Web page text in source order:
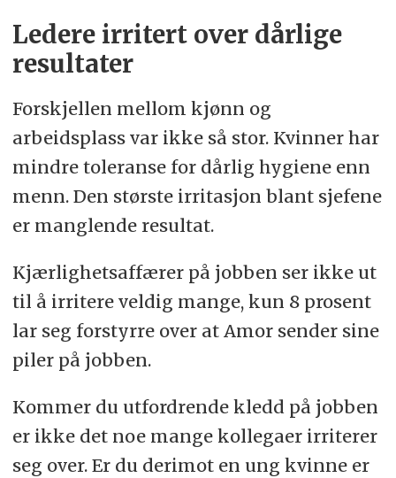
Ledere irritert over dårlige
resultater
Forskjellen mellom kjønn og
arbeidsplass var ikke så stor. Kvinner har
mindre toleranse for dårlig hygiene enn
menn. Den største irritasjon blant sjefene
er manglende resultat.
Kjærlighetsaffærer på jobben ser ikke ut
til å irritere veldig mange, kun 8 prosent
lar seg forstyrre over at Amor sender sine
piler på jobben.
Kommer du utfordrende kledd på jobben
er ikke det noe mange kollegaer irriterer
seg over. Er du derimot en ung kvinne er